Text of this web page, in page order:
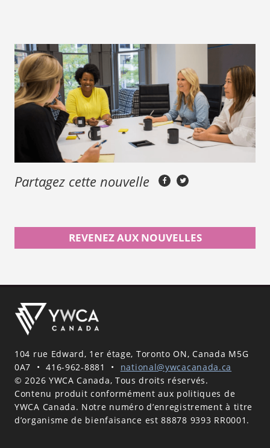
Partagez cette nouvelle
REVENEZ AUX NOUVELLES
104 rue Edward, 1er étage, Toronto ON, Canada M5G
0A7
• 416-962-8881 •
national@ywcacanada.ca
© 2026 YWCA Canada, Tous droits réservés.
Contenu produit conformément aux politiques de
YWCA Canada. Notre numéro d’enregistrement à titre
d’organisme de bienfaisance est 88878 9393 RR0001.